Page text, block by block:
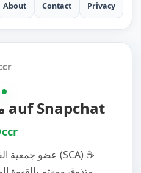
About Contact Privacy
مشاري السماري auf Snapchat
‎عضو جمعية القهوة المختصة العالمية (SCA) ☕️